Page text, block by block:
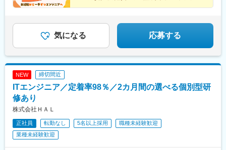
鉄富山駅、広小路駅(富山県)、七ツ屋駅、新福井駅、第一通り駅、
んば駅(南海線)、長堀橋駅、天王寺駅前駅、東寺駅、四宮駅、阪神
国道駅、西新町駅、高速神戸駅、芦屋駅(阪神線)、西川緑道公園
駅、猿猴橋町駅、高知橋駅、大手町駅(愛媛県)、天神南駅、呉服町
駅、栄町駅(愛知県)、大阪駅、新大阪駅、渡辺橋駅、京都河原町
県)、熊西駅、旦過駅、二本木口駅
気になる 応募する
NEW 締切間近
ITエンジニア／定着率98％／2カ月間の選べる個別型研
修あり
株式会社ＨＡＬ
正社員 転勤なし 5名以上採用
職種未経験歓迎
業種未経験歓迎